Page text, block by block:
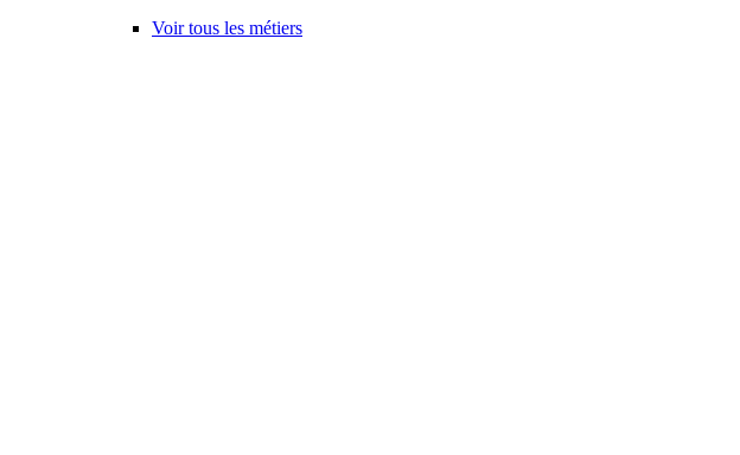
Voir tous les métiers